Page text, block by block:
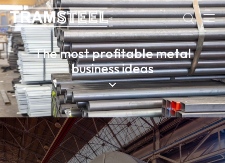
The most profitable metal
business ideas